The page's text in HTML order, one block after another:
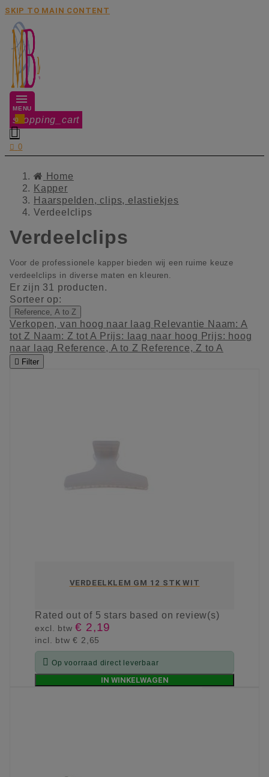
SKIP TO MAIN CONTENT
MENU
shopping_cart
0

 0
Home
Kapper
Haarspelden, clips, elastiekjes
Verdeelclips
Verdeelclips
Voor de professionele kapper bieden wij een ruime keuze
verdeelclips in diverse maten en kleuren.
Er zijn 31 producten.
Sorteer op:
Reference, A to Z
Verkopen, van hoog naar laag Relevantie Naam: A
tot Z Naam: Z tot A Prijs: laag naar hoog Prijs: hoog
naar laag Reference, A to Z Reference, Z to A
 Filter
VERDEELKLEM GM 12 STK WIT
Ratedout of 5 stars based on review(s)
excl. btw€ 2,19
incl. btw€ 2,65
 Op voorraad direct leverbaar
IN WINKELWAGEN